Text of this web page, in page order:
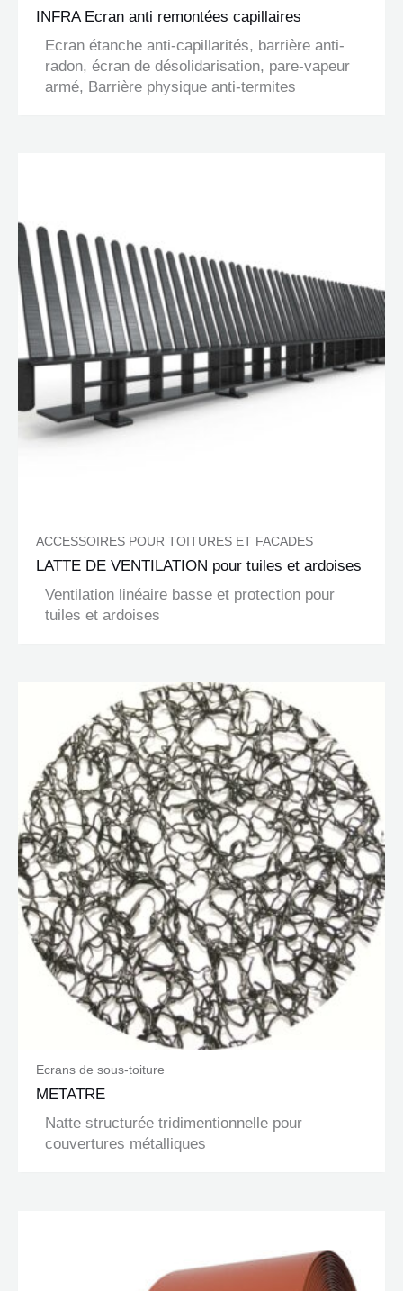
INFRA Ecran anti remontées capillaires
Ecran étanche anti-capillarités, barrière anti-
radon, écran de désolidarisation, pare-vapeur
armé, Barrière physique anti-termites
ACCESSOIRES POUR TOITURES ET FACADES
LATTE DE VENTILATION pour tuiles et ardoises
Ventilation linéaire basse et protection pour
tuiles et ardoises
Ecrans de sous-toiture
METATRE
Natte structurée tridimentionnelle pour
couvertures métalliques